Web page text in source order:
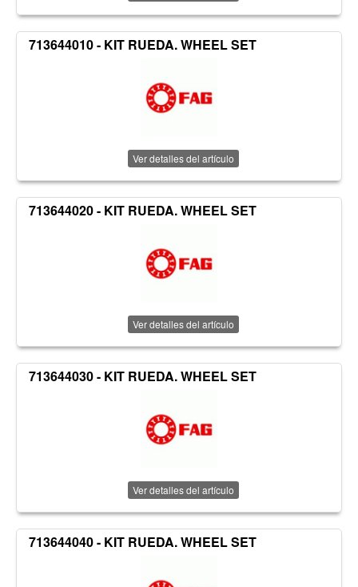
713644010 - KIT RUEDA. WHEEL SET
Ver detalles del artículo
713644020 - KIT RUEDA. WHEEL SET
Ver detalles del artículo
713644030 - KIT RUEDA. WHEEL SET
Ver detalles del artículo
713644040 - KIT RUEDA. WHEEL SET